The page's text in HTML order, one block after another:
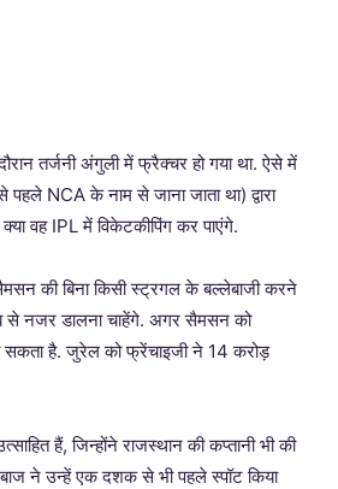
तर्जनी अंगुली में फ्रैक्चर हो गया था. ऐसे में
NCA के नाम से जाना जाता था) द्वारा
वह IPL में विकेटकीपिंग कर पाएंगे.
की बिना किसी स्ट्रगल के बल्लेबाजी करने
से नजर डालना चाहेंगे. अगर सैमसन को
सकता है. जुरेल को फ्रेंचाइजी ने 14 करोड़
हैं, जिन्होंने राजस्थान की कप्तानी भी की
ने उन्हें एक दशक से भी पहले स्पॉट किया